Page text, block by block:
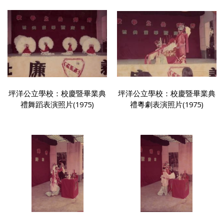
坪洋公立學校：校慶暨畢業典
禮舞蹈表演照片(1975)
坪洋公立學校：校慶暨畢業典
禮粵劇表演照片(1975)